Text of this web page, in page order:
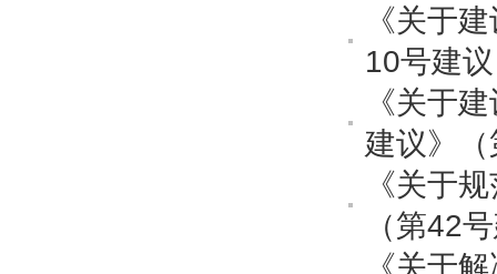
《关于
10号建
《关于
建议》
《关于
（第42
《关于